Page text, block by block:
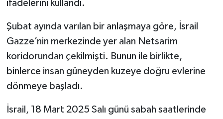
ifadelerini kullandı.
Şubat ayında varılan bir anlaşmaya göre, İsrail
Gazze’nin merkezinde yer alan Netsarim
koridorundan çekilmişti. Bunun ile birlikte,
binlerce insan güneyden kuzeye doğru evlerine
dönmeye başladı.
İsrail, 18 Mart 2025 Salı günü sabah saatlerinde